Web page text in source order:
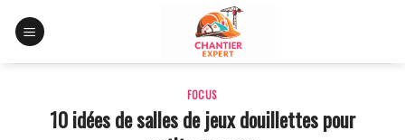
FOCUS
10 idées de salles de jeux douillettes pour